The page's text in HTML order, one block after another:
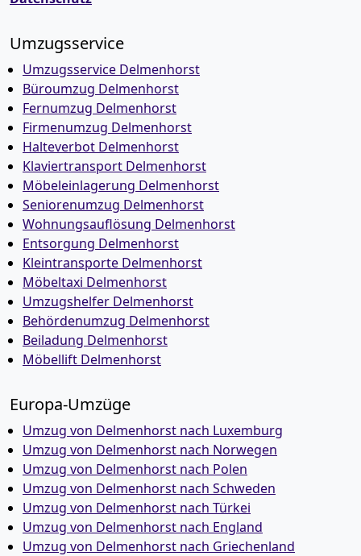
Umzugsservice
Umzugsservice Delmenhorst
Büroumzug Delmenhorst
Fernumzug Delmenhorst
Firmenumzug Delmenhorst
Halteverbot Delmenhorst
Klaviertransport Delmenhorst
Möbeleinlagerung Delmenhorst
Seniorenumzug Delmenhorst
Wohnungsauflösung Delmenhorst
Entsorgung Delmenhorst
Kleintransporte Delmenhorst
Möbeltaxi Delmenhorst
Umzugshelfer Delmenhorst
Behördenumzug Delmenhorst
Beiladung Delmenhorst
Möbellift Delmenhorst
Europa-Umzüge
Umzug von Delmenhorst nach Luxemburg
Umzug von Delmenhorst nach Norwegen
Umzug von Delmenhorst nach Polen
Umzug von Delmenhorst nach Schweden
Umzug von Delmenhorst nach Türkei
Umzug von Delmenhorst nach England
Umzug von Delmenhorst nach Griechenland